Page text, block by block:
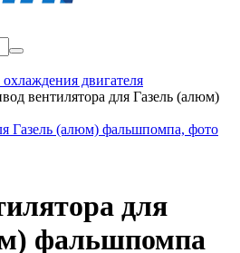
двигателя
вентилятора для Газель (алюм)
для
фальшпомпа